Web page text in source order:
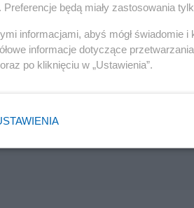
Mieście nad Pilicą - zakończył
będą miały zastosowania
informacjami, abyś mógł świadomie
informacje dotyczące
oraz po kliknięciu w „Ustawienia”.